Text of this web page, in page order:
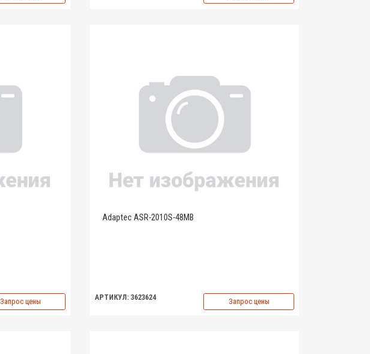
Запрос цены
Adaptec ASR-2010S-48MB
АРТИКУЛ: 3623624 Запрос цены